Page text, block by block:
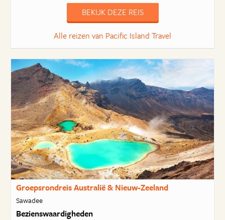
BEKIJK DEZE REIS
Alle reizen van Pacific Island Travel
Groepsrondreis Australië & Nieuw-Zeeland
Sawadee
Bezienswaardigheden